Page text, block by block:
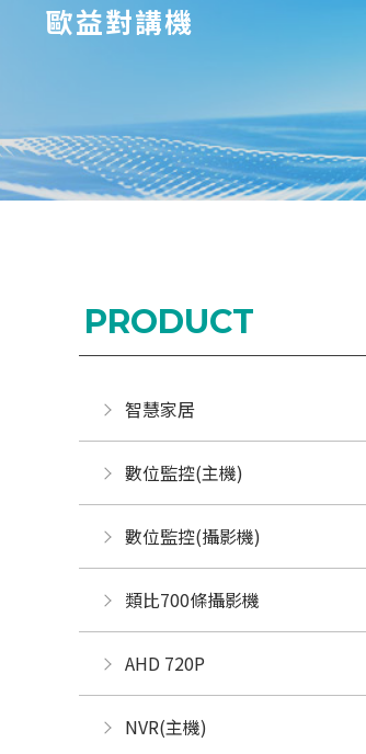
歐益對講機
PRODUCT
智慧家居
數位監控(主機)
數位監控(攝影機)
類比700條攝影機
AHD 720P
NVR(主機)